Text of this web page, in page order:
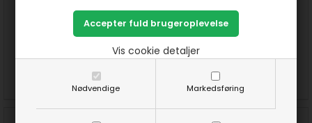
Nødvendige Markedsføring
Vis cookie detaljer
Lod 24 og 25 : Anne udgaver
af Sjoveste stofreste sysler
SE MERE
Lod 26: Inges udgave af
Sjoveste stofreste sysler
SE MERE